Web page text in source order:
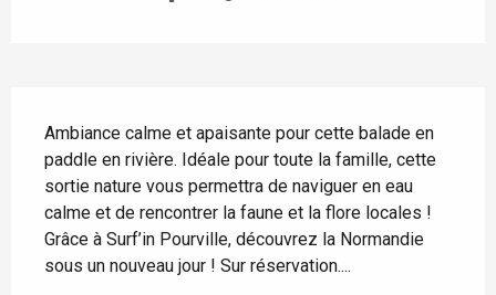
Ambiance calme et apaisante pour cette balade en
paddle en rivière. Idéale pour toute la famille, cette
sortie nature vous permettra de naviguer en eau
calme et de rencontrer la faune et la flore locales !
Grâce à Surf’in Pourville, découvrez la Normandie
sous un nouveau jour ! Sur réservation....